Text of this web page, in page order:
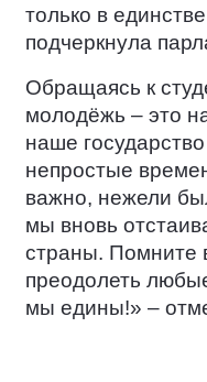
только в
подчеркнула
Обращаясь к
молодёжь – это
наше
непростые
важно, нежели
мы вновь
страны. Помните
преодолеть
мы едины!» –